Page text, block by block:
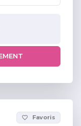
favorite_border Favoris